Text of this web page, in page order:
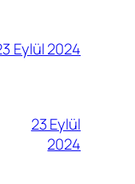
Eylül 2024
23 Eylül
2024